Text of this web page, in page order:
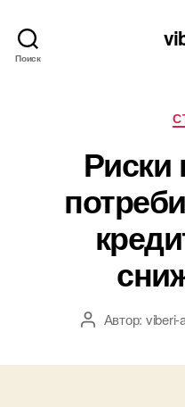
Поиск
Риски
АвторАвтор: viberi-